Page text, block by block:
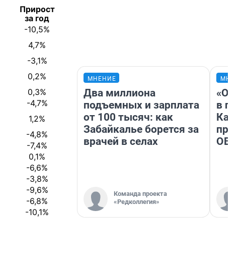
Прирост
за год
-10,5%
4,7%
-3,1%
0,2%
0,3%
-4,7%
1,2%
-4,8%
-7,4%
0,1%
-6,6%
-3,8%
-9,6%
-6,8%
-10,1%
МНЕНИЕ
Два миллиона
подъемных и зарплата
от 100 тысяч: как
Забайкалье борется за
врачей в селах
Команда проекта
«Редколлегия»
в
Как в
ОВЗ